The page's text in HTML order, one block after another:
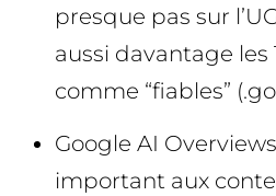
presque pas sur
aussi davantage les
comme “fiables”
Google AI
important aux